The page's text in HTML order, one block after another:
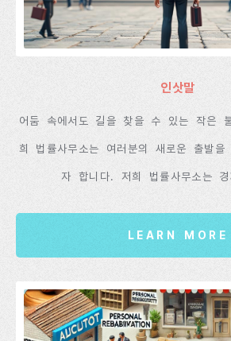
인삿말
어둠 속에서도 길을 찾을 수 있는 작은
희 법률사무소는 여러분의 새로운 출발
자 합니다. 저희 법률사무소는 경
LEARN MORE